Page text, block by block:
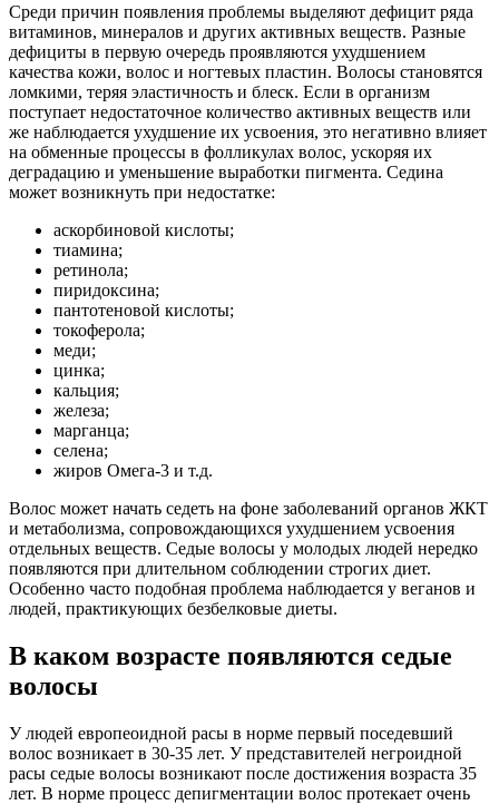
Среди причин появления проблемы выделяют дефицит ряда
витаминов, минералов и других активных веществ. Разные
дефициты в первую очередь проявляются ухудшением
качества кожи, волос и ногтевых пластин. Волосы становятся
ломкими, теряя эластичность и блеск. Если в организм
поступает недостаточное количество активных веществ или
же наблюдается ухудшение их усвоения, это негативно влияет
на обменные процессы в фолликулах волос, ускоряя их
деградацию и уменьшение выработки пигмента. Седина
может возникнуть при недостатке:
аскорбиновой кислоты;
тиамина;
ретинола;
пиридоксина;
пантотеновой кислоты;
токоферола;
меди;
цинка;
кальция;
железа;
марганца;
селена;
жиров Омега-3 и т.д.
Волос может начать седеть на фоне заболеваний органов ЖКТ
и метаболизма, сопровождающихся ухудшением усвоения
отдельных веществ. Седые волосы у молодых людей нередко
появляются при длительном соблюдении строгих диет.
Особенно часто подобная проблема наблюдается у веганов и
людей, практикующих безбелковые диеты.
В каком возрасте появляются седые
волосы
У людей европеоидной расы в норме первый поседевший
волос возникает в 30-35 лет. У представителей негроидной
расы седые волосы возникают после достижения возраста 35
лет. В норме процесс депигментации волос протекает очень